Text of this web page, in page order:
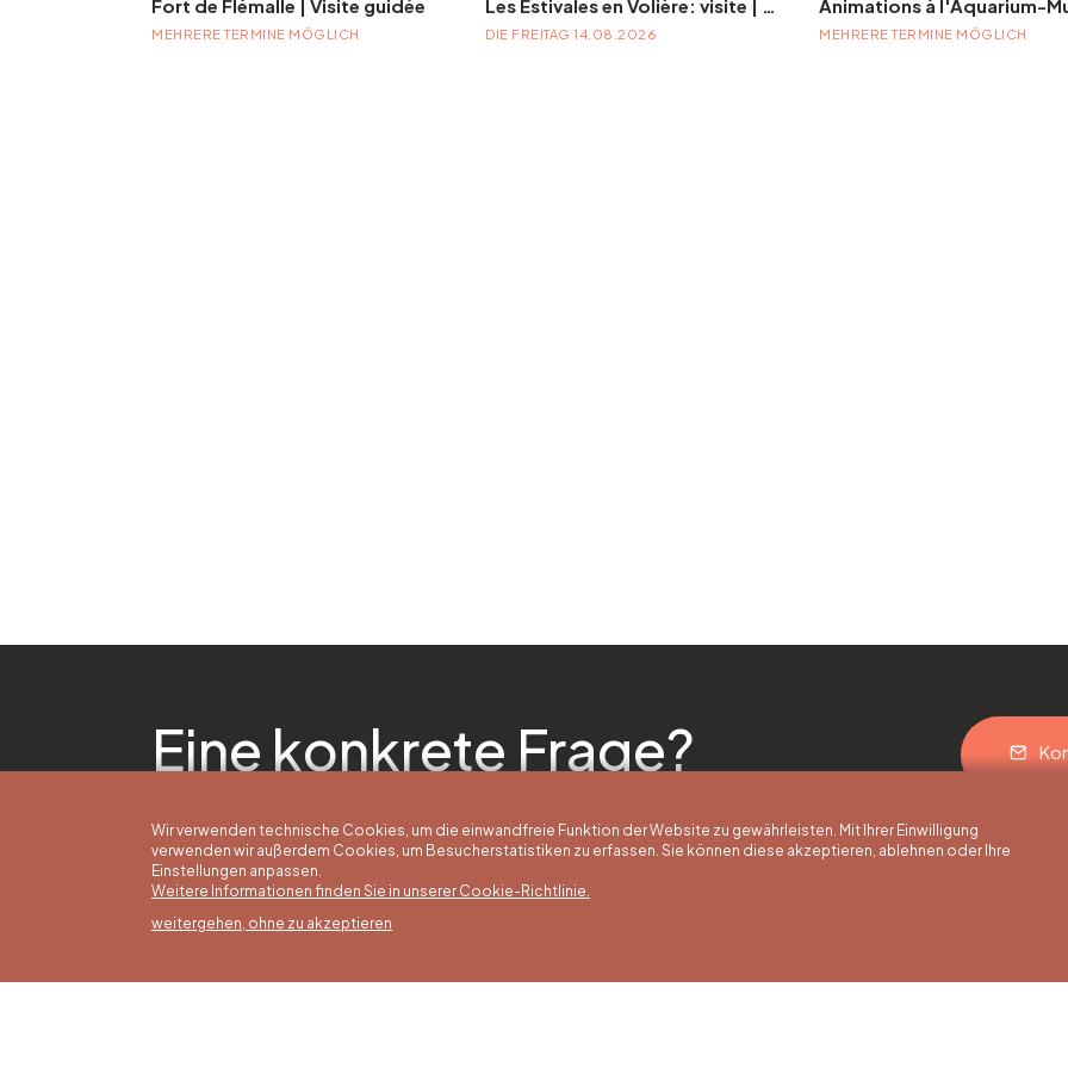
Fort de Flémalle | Visite guidée
MEHRERE TERMINE MÖGLICH
Les Estivales en Volière: visite | Herborisons autour de Volière
DIE FREITAG 14.08.2026 MEHRERE TERMINE MÖGLICH
Eine konkrete Frage?
Wir verwenden technische Cookies, um die einwandfreie Funktion der Website zu gewährleisten. Mit Ihrer Einwilligung
verwenden wir außerdem Cookies, um Besucherstatistiken zu erfassen. Sie können diese akzeptieren, ablehnen oder Ihre
Einstellungen anpassen.
Weitere Informationen finden Sie in unserer Cookie-Richtlinie.
weitergehen, ohne zu akzeptieren